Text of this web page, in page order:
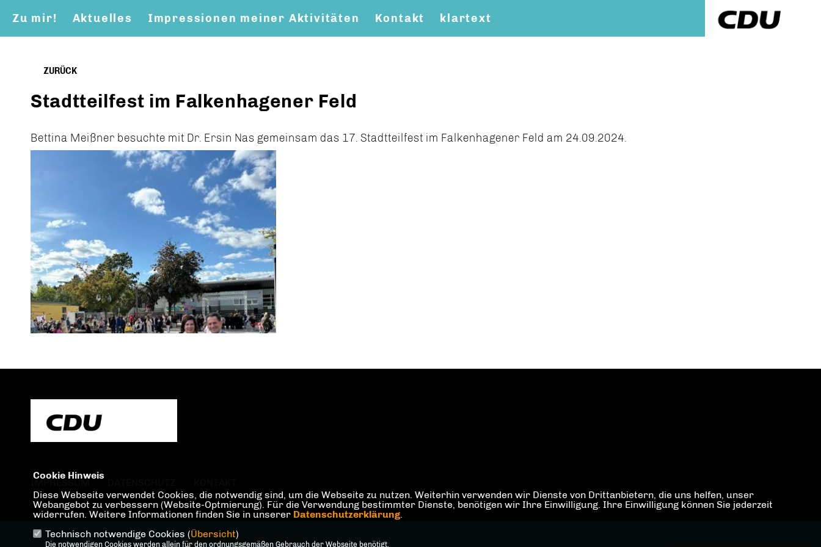
Zu mir! Aktuelles Impressionen meiner Aktivitäten Kontakt klartext
ZURÜCK
Stadtteilfest im Falkenhagener Feld
Bettina Meißner besuchte mit Dr. Ersin Nas gemeinsam das 17. Stadtteilfest im Falkenhagener Feld am 24.09.2024.
IMPRESSUM
@2026 CDU Kreisverband Spandau
Cookie Hinweis
Diese Webseite verwendet Cookies, die notwendig sind, um die Webseite zu nutzen. Weiterhin verwenden wir Dienste von Drittanbietern, die uns helfen, unser
Webangebot zu verbessern (Website-Optmierung). Für die Verwendung bestimmter Dienste, benötigen wir Ihre Einwilligung. Ihre Einwilligung können Sie jederzeit
widerrufen. Weitere Informationen finden Sie in unserer Datenschutzerklärung.
Technisch notwendige Cookies (Übersicht)
Die notwendigen Cookies werden allein für den ordnungsgemäßen Gebrauch der Webseite benötigt.